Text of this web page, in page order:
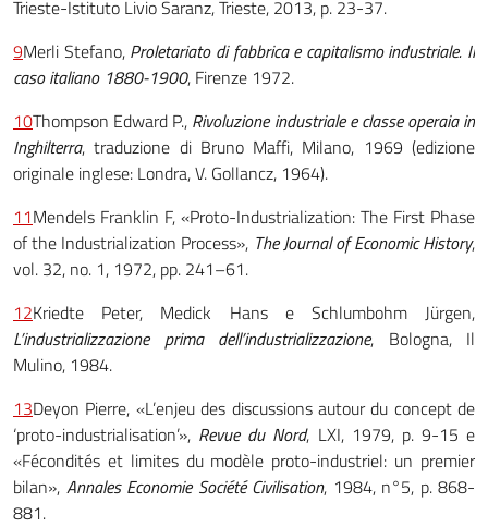
Trieste-Istituto Livio Saranz, Trieste, 2013, p. 23-37.
9Merli Stefano, Proletariato di fabbrica e capitalismo industriale. Il
caso italiano 1880-1900, Firenze 1972.
10Thompson Edward P., Rivoluzione industriale e classe operaia in
Inghilterra, traduzione di Bruno Maffi, Milano, 1969 (edizione
originale inglese: Londra, V. Gollancz, 1964).
11Mendels Franklin F, «Proto-Industrialization: The First Phase
of the Industrialization Process», The Journal of Economic History,
vol. 32, no. 1, 1972, pp. 241–61.
12Kriedte Peter, Medick Hans e Schlumbohm Jürgen,
L’industrializzazione prima dell’industrializzazione, Bologna, Il
Mulino, 1984.
13Deyon Pierre, «L’enjeu des discussions autour du concept de
‘proto-industrialisation’», Revue du Nord, LXI, 1979, p. 9-15 e
«Fécondités et limites du modèle proto-industriel: un premier
bilan», Annales Economie Société Civilisation, 1984, n°5, p. 868-
881.